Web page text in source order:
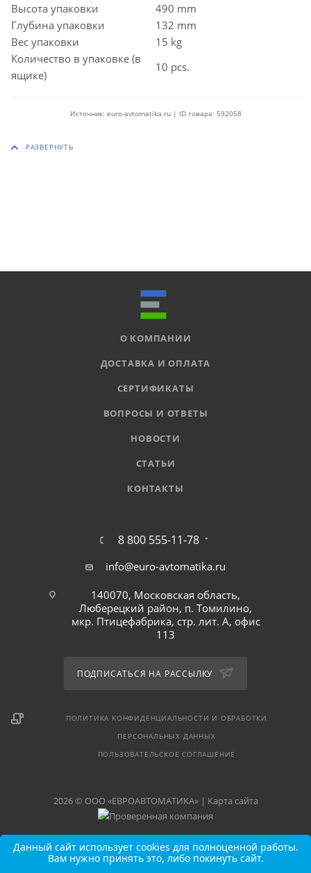
Высота упаковки
490 mm
Глубина упаковки
132 mm
Вес упаковки
15 kg
Количество в упаковке (в
ящике)
10 pcs.
Источник: euro-avtomatika.ru | ID товара: 592058
О КОМПАНИИ
ДОСТАВКА И ОПЛАТА
СЕРТИФИКАТЫ
ВОПРОСЫ И ОТВЕТЫ
НОВОСТИ
СТАТЬИ
КОНТАКТЫ
8 800 555-11-78
info@euro-avtomatika.ru
140070, Московская область,
Люберецкий район, п. Томилино,
мкр. Птицефабрика, стр. лит. А, офис
113
ПОДПИСАТЬСЯ НА РАССЫЛКУ
ПОЛИТИКА КОНФИДЕНЦИАЛЬНОСТИ И ОБРАБОТКИ
ПЕРСОНАЛЬНЫХ ДАННЫХ
ПОЛЬЗОВАТЕЛЬСКОЕ СОГЛАШЕНИЕ
2026 © ООО «ЕВРОАВТОМАТИКА» | Карта сайта
Данный сайт использует cookies для полноценной работы.
Вам нужно принять это, либо покинуть сайт.